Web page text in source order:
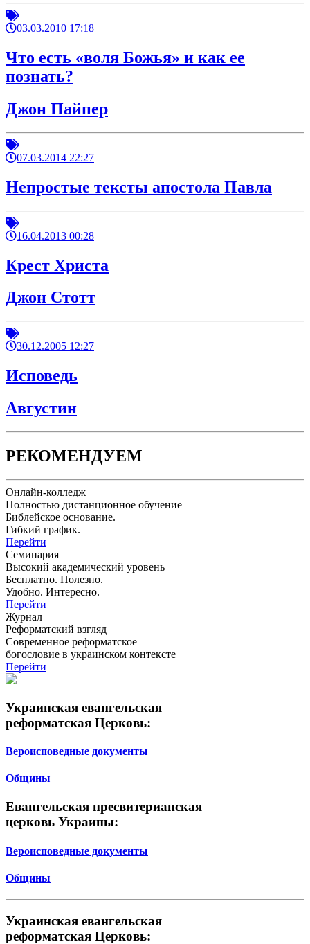
03.03.2010 17:18
Что есть «воля Божья» и как ее
познать?
Джон Пайпер
07.03.2014 22:27
Непростые тексты апостола Павла
16.04.2013 00:28
Крест Христа
Джон Стотт
30.12.2005 12:27
Исповедь
Августин
РЕКОМЕНДУЕМ
Онлайн-колледж
Полностью дистанционное обучение
Библейское основание.
Гибкий график.
Перейти
Семинария
Высокий академический уровень
Бесплатно. Полезно.
Удобно. Интересно.
Перейти
Журнал
Реформатский взгляд
Современное реформатское
богословие в украинском контексте
Перейти
Украинская евангельская
реформатская Церковь:
Вероисповедные документы
Общины
Евангельская пресвитерианская
церковь Украины:
Вероисповедные документы
Общины
Украинская евангельская
реформатская Церковь: